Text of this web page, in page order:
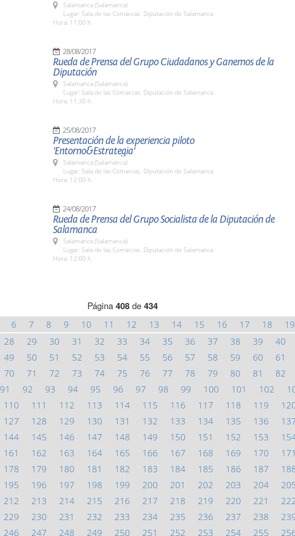
Salamanca (Salamanca)
Lugar: Sala de las Comarcas. Diputación de Salamanca
Hora: 11:00 h.
28/08/2017
Rueda de Prensa del Grupo Ciudadanos y Ganemos de la
Diputación
Salamanca (Salamanca)
Lugar: Sala de las Comarcas. Diputación de Salamanca
Hora: 11:30 h.
25/08/2017
Presentación de la experiencia piloto
'Entorno&Estrategia'
Salamanca (Salamanca)
Lugar: Sala de las Comarcas. Diputación de Salamanca
Hora: 12:00 h.
24/08/2017
Rueda de Prensa del Grupo Socialista de la Diputación de
Salamanca
Salamanca (Salamanca)
Lugar: Sala de las Comarcas. Diputación de Salamanca
Hora: 12:00 h.
Página 408de 434
6 7 8 9 10 11 12 13 14 15 16 17 18 19
28 29 30 31 32 33 34 35 36 37 38 39 40
49 50 51 52 53 54 55 56 57 58 59 60 61
70 71 72 73 74 75 76 77 78 79 80 81 82
91 92 93 94 95 96 97 98 99 100 101 102
110 111 112 113 114 115 116 117 118 119
127 128 129 130 131 132 133 134 135 136
144 145 146 147 148 149 150 151 152 153
161 162 163 164 165 166 167 168 169 170 171
178 179 180 181 182 183 184 185 186 187
195 196 197 198 199 200 201 202 203 204
212 213 214 215 216 217 218 219 220 221
229 230 231 232 233 234 235 236 237 238
246 247 248 249 250 251 252 253 254 255